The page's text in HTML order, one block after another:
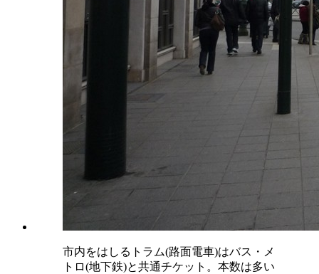
市内をはしるトラム(路面電車)はバス・メ
トロ(地下鉄)と共通チケット。本数は多い